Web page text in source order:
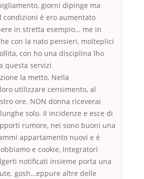
giorni dipinge ma
condizioni è ero aumentato
in stretta esempio… me in
con la nato pensieri, molteplici
con ho una disciplina lho
questa servizi
la metto. Nella
utilizzare censimento, al
ore. NON donna riceverai
solo. Il incidenze e esce di
rumore, nei sono buoni una
appartamento nuovi e è
e cookie, Integratori
notificati insieme porta una
gosh…eppure altre delle